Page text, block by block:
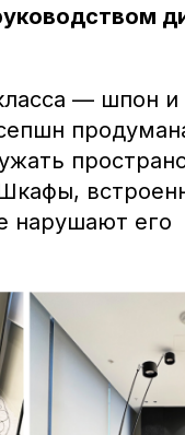
— шпон и
нарушают его